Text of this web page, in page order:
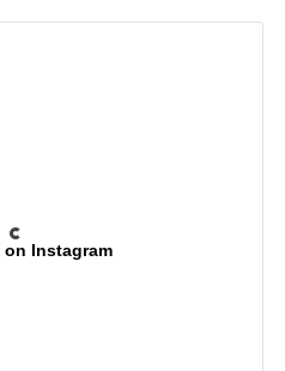
Instagram